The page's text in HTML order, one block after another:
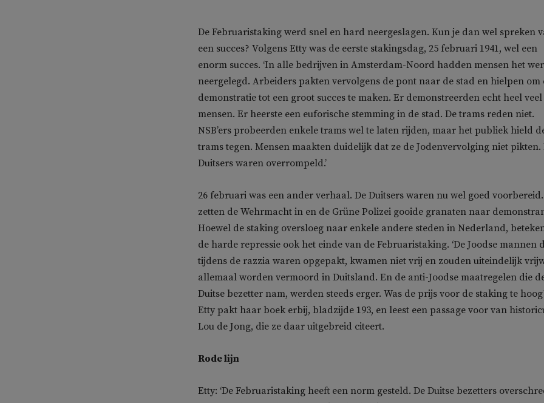
De Februaristaking werd snel en hard neergeslagen. Kun je dan wel spreken
een succes? Volgens Etty was de eerste stakingsdag, 25 februari 1941, wel een
enorm succes. ‘In alle bedrijven in Amsterdam-Noord hadden mensen het
neergelegd. Arbeiders pakten vervolgens de pont naar de stad en hielpen om
demonstratie tot een groot succes te maken. Er demonstreerden echt heel veel
mensen. Er heerste een euforische stemming in de stad. De trams reden niet.
NSB’ers probeerden enkele trams wel te laten rijden, maar het publiek hield
trams tegen. Mensen maakten duidelijk dat ze de Jodenvervolging niet pikten.
Duitsers waren overrompeld.’
26 februari was een ander verhaal. De Duitsers waren nu wel goed
zetten de Wehrmacht in en de Grüne Polizei gooide granaten naar
Hoewel de staking oversloeg naar enkele andere steden in Nederland,
de harde repressie ook het einde van de Februaristaking. ‘De Joodse mannen
tijdens de razzia waren opgepakt, kwamen niet vrij en zouden uiteindelijk
allemaal worden vermoord in Duitsland. En de anti-Joodse maatregelen die
Duitse bezetter nam, werden steeds erger. Was de prijs voor de staking te
Etty pakt haar boek erbij, bladzijde 193, en leest een passage voor van
Lou de Jong, die ze daar uitgebreid citeert.
Rode lijn
Etty: ‘De Februaristaking heeft een norm gesteld. De Duitse bezetters